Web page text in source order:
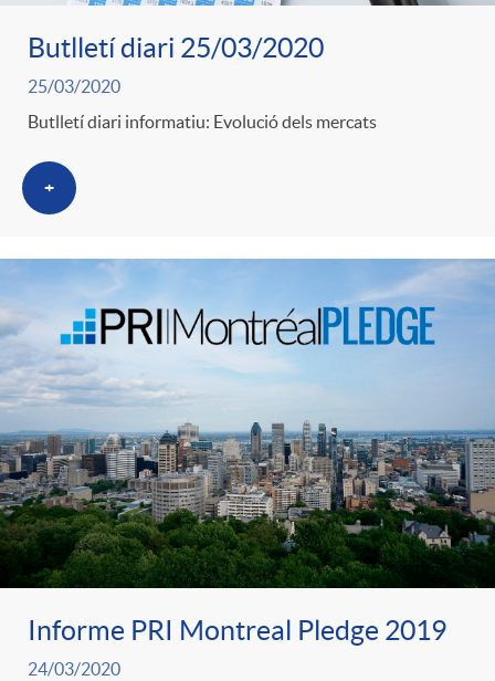
Butlletí diari 25/03/2020
25/03/2020
Butlletí diari informatiu: Evolució dels mercats
+
Informe PRI Montreal Pledge 2019
24/03/2020